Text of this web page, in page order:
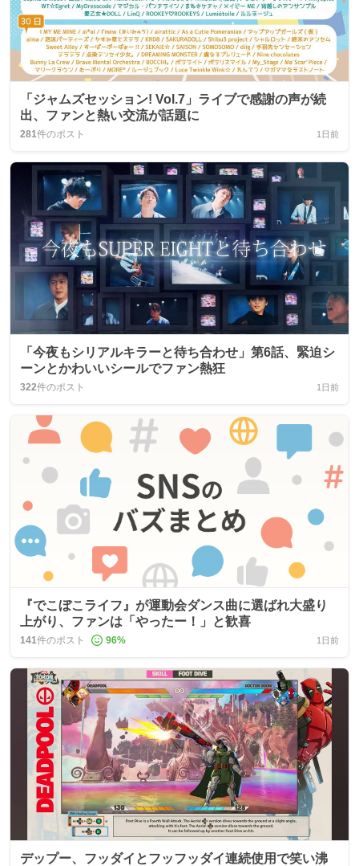
「ジャムズセッション! Vol.7」ライブで感謝の声が続
出、ファンと熱い交流が話題に
281件のポスト 1日前
「今夜もシリアルキラーと待ち合わせ」第6話、緊迫シ
ーンとかわいいシールでファン熱狂
322件のポスト 1日前
『でこぼこライフ』が運動会ダンス曲に選ばれ大盛り
上がり、ファンは「やったー！」と歓喜
141件のポスト 96% 1日前
デップー、フッダイとフッフッダイ連続使用で笑い沸